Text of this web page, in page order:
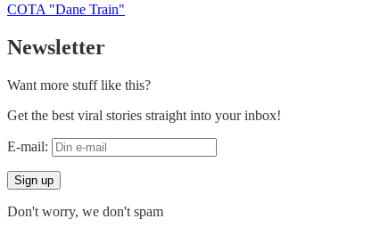
COTA "Dane Train"
Newsletter
Want more stuff like this?
Get the best viral stories straight into your inbox!
E-mail:
Don't worry, we don't spam